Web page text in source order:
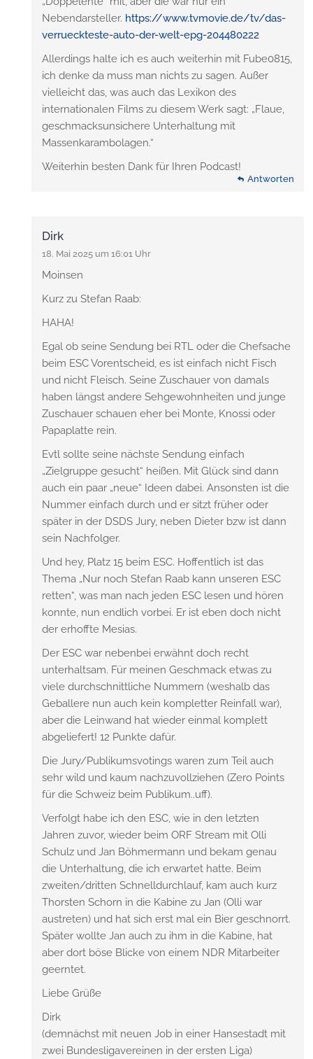
Nebendarsteller. https://www.tvmovie.de/tv/das-
verrueckteste-auto-der-welt-epg-204480222
Allerdings halte ich es auch weiterhin mit Fube0815,
ich denke da muss man nichts zu sagen. Außer
vielleicht das, was auch das Lexikon des
internationalen Films zu diesem Werk sagt: „Flaue,
geschmacksunsichere Unterhaltung mit
Massenkarambolagen.“
Weiterhin besten Dank für Ihren Podcast!
Antworten
Dirk
18. Mai 2025 um 16:01 Uhr
Moinsen
Kurz zu Stefan Raab:
HAHA!
Egal ob seine Sendung bei RTL oder die Chefsache
beim ESC Vorentscheid, es ist einfach nicht Fisch
und nicht Fleisch. Seine Zuschauer von damals
haben längst andere Sehgewohnheiten und junge
Zuschauer schauen eher bei Monte, Knossi oder
Papaplatte rein.
Evtl sollte seine nächste Sendung einfach
„Zielgruppe gesucht“ heißen. Mit Glück sind dann
auch ein paar „neue“ Ideen dabei. Ansonsten ist die
Nummer einfach durch und er sitzt früher oder
später in der DSDS Jury, neben Dieter bzw ist dann
sein Nachfolger.
Und hey, Platz 15 beim ESC. Hoffentlich ist das
Thema „Nur noch Stefan Raab kann unseren ESC
retten“, was man nach jeden ESC lesen und hören
konnte, nun endlich vorbei. Er ist eben doch nicht
der erhoffte Mesias.
Der ESC war nebenbei erwähnt doch recht
unterhaltsam. Für meinen Geschmack etwas zu
viele durchschnittliche Nummern (weshalb das
Geballere nun auch kein kompletter Reinfall war),
aber die Leinwand hat wieder einmal komplett
abgeliefert! 12 Punkte dafür.
Die Jury/Publikumsvotings waren zum Teil auch
sehr wild und kaum nachzuvollziehen (Zero Points
für die Schweiz beim Publikum..uff).
Verfolgt habe ich den ESC, wie in den letzten
Jahren zuvor, wieder beim ORF Stream mit Olli
Schulz und Jan Böhmermann und bekam genau
die Unterhaltung, die ich erwartet hatte. Beim
zweiten/dritten Schnelldurchlauf, kam auch kurz
Thorsten Schorn in die Kabine zu Jan (Olli war
austreten) und hat sich erst mal ein Bier geschnorrt.
Später wollte Jan auch zu ihm in die Kabine, hat
aber dort böse Blicke von einem NDR Mitarbeiter
geerntet.
Liebe Grüße
Dirk
(demnächst mit neuen Job in einer Hansestadt mit
zwei Bundesligavereinen in der ersten Liga)